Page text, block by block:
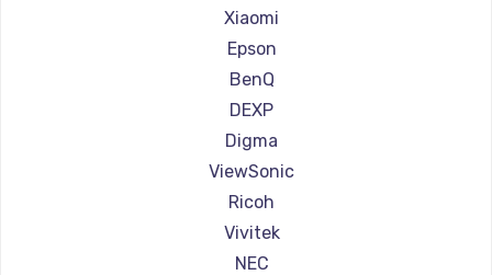
Ремонт проекторов HITACHI
Ремонт проекторов Panasonic
Ремонт проекторов Hisense
Xiaomi
Epson
BenQ
DEXP
Digma
ViewSonic
Ricoh
Vivitek
NEC